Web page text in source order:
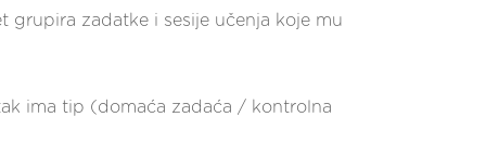
grupira zadatke i sesije učenja koje mu
ima tip (domaća zadaća / kontrolna